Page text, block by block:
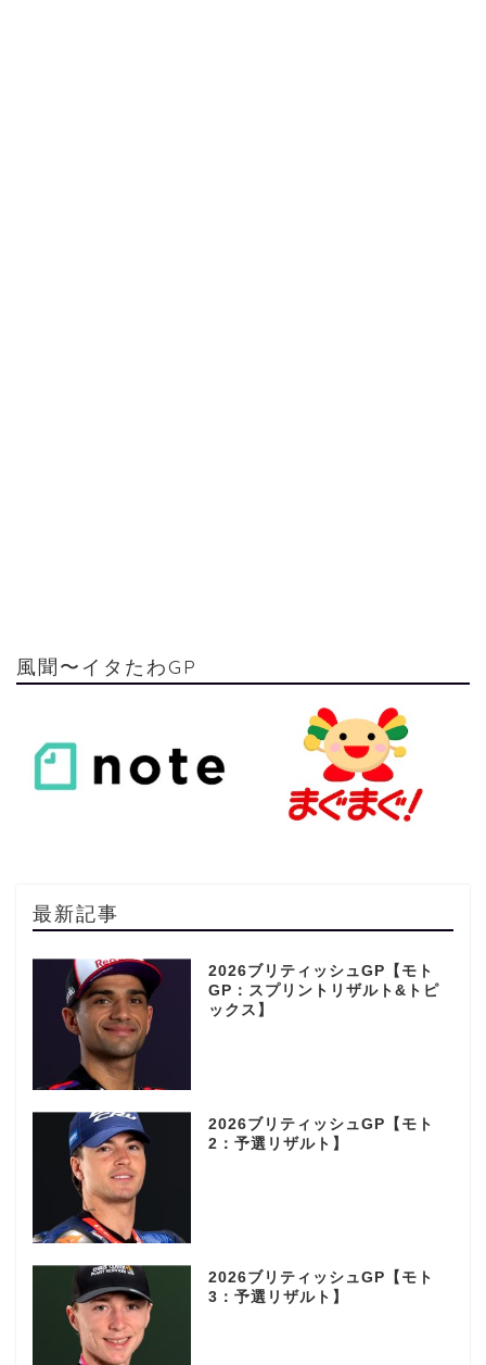
風聞〜イタたわGP
最新記事
2026ブリティッシュGP【モト
GP：スプリントリザルト&トピ
ックス】
2026ブリティッシュGP【モト
2：予選リザルト】
2026ブリティッシュGP【モト
3：予選リザルト】